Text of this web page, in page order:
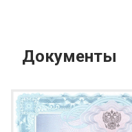
Документы